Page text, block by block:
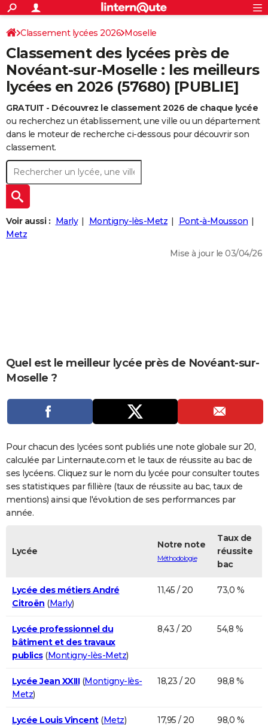
ACTUALITÉS
Politique
Société
Faits Divers
Education
Monde
Villes
+
SPORT
Coupe du monde 2026
Football
Tennis
Cyclisme
Rugby
Forum
CULTURE
Programme TV
TNT
Streaming
Cinéma
Sorties cinéma
Musique
+FINANCE
Retraite
Impôts
Epargne
Immobilier
Risques naturels par ville
Banque
Assurance
Crédit
AUTO
Essais
Réserver un essai
Citadines
Berlines
SUV
Forum auto
+
HIGH-TECH
BRICOLAGE
Forum
Aménagement intérieur
Extérieur
Cuisine
Salle de bains
Jardinage
Rangement
+WEEK-END
Guides de France
Escapades
Patrimoine
Expositions
Musées
Week-end nature
+
LIFESTYLE
Art de vivre
Bien-être
Loisirs
Mode
Modes de vie
+SANTE
Carte de Noël
Carte Bonne année
Carte Saint-Valentin
Carte Pâques
Carte d'anniversaire
DICTIONNAIRE
Dictionnaire
Biographies
Citations
Expressions
Proverbes
PROGRAMME TV
S'inscrire
Se connecter
Lycées
Collèges
Primaires
Universités
Entreprises
Service militaire
Avis de recherche
AVIS DE DÉCÈS
FORUM
Bricolage
Lifestyle
Culture
Sport
Auto
Television
Voyage
Cinema
S'inscrire
Connexion
Classement lycées 2026 Moselle
Classement des lycées près de
Novéant-sur-Moselle : les meilleurs
lycées en 2026 (57680) [PUBLIE]
GRATUIT - Découvrez le classement 2026 de chaque lycée
ou recherchez un établissement, une ville ou un département
dans le moteur de recherche ci-dessous pour découvrir son
classement.
Voir aussi : Marly Montigny-lès-Metz
Pont-à-Mousson
Metz
Mise à jour le 03/04/26
Quel est le meilleur lycée près de Novéant-sur-
Moselle ?
Pour chacun des lycées sont publiés une note globale sur 20,
calculée par Linternaute.com et le taux de réussite au bac de
ses lycéens. Cliquez sur le nom du lycée pour consulter toutes
ses statistiques par fillière (taux de réussite au bac, taux de
mentions) ainsi que l'évolution de ses performances par
année.
Lycée
Notre note
Méthodologie
Taux de
réussite
bac
Lycée des métiers André
Citroën (Marly)
11,45 / 20 73,0 %
Lycée professionnel du
bâtiment et des travaux
publics(Montigny-lès-Metz)
8,43 / 20 54,8 %
Lycée Jean XXIII(Montigny-lès-
Metz)
18,23 / 20 98,8 %
Lycée Louis Vincent(Metz) 17,95 / 20 98,0 %